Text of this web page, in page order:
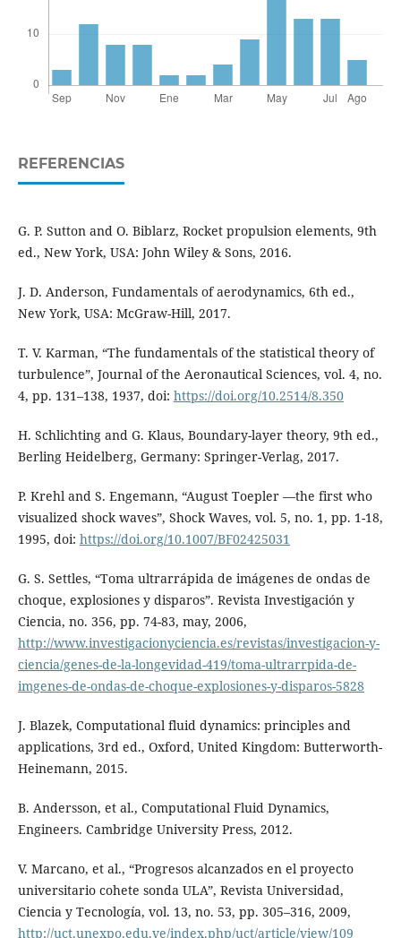
REFERENCIAS
G. P. Sutton and O. Biblarz, Rocket propulsion elements, 9th
ed., New York, USA: John Wiley & Sons, 2016.
J. D. Anderson, Fundamentals of aerodynamics, 6th ed.,
New York, USA: McGraw-Hill, 2017.
T. V. Karman, “The fundamentals of the statistical theory of
turbulence”, Journal of the Aeronautical Sciences, vol. 4, no.
4, pp. 131–138, 1937, doi: https://doi.org/10.2514/8.350
H. Schlichting and G. Klaus, Boundary-layer theory, 9th ed.,
Berling Heidelberg, Germany: Springer-Verlag, 2017.
P. Krehl and S. Engemann, “August Toepler —the first who
visualized shock waves”, Shock Waves, vol. 5, no. 1, pp. 1-18,
1995, doi: https://doi.org/10.1007/BF02425031
G. S. Settles, “Toma ultrarrápida de imágenes de ondas de
choque, explosiones y disparos”. Revista Investigación y
Ciencia, no. 356, pp. 74-83, may, 2006,
http://www.investigacionyciencia.es/revistas/investigacion-y-
ciencia/genes-de-la-longevidad-419/toma-ultrarrpida-de-
imgenes-de-ondas-de-choque-explosiones-y-disparos-5828
J. Blazek, Computational fluid dynamics: principles and
applications, 3rd ed., Oxford, United Kingdom: Butterworth-
Heinemann, 2015.
B. Andersson, et al., Computational Fluid Dynamics,
Engineers. Cambridge University Press, 2012.
V. Marcano, et al., “Progresos alcanzados en el proyecto
universitario cohete sonda ULA”, Revista Universidad,
Ciencia y Tecnología, vol. 13, no. 53, pp. 305–316, 2009,
http://uct.unexpo.edu.ve/index.php/uct/article/view/109